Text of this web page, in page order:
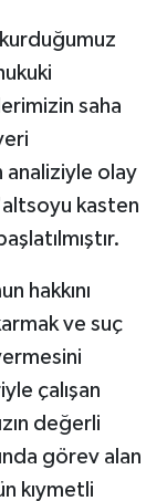
kurduğumuz
saha
analiziyle olay
'altsoyu kasten
hakkını
ve suç
çalışan
değerli
görev alan
kıymetli